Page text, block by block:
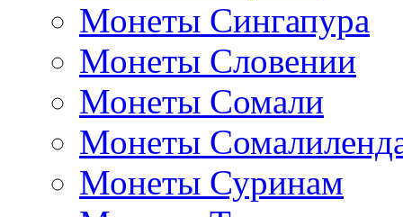
Монеты Сингапура
Монеты Словении
Монеты Сомали
Монеты
Монеты Суринам